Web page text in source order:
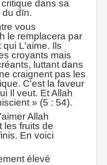
dans sa
du dīn.
vous
le remplacera par
qui L'aime. Ils
croyants mais
luttant dans
craignent pas les
C'est la faveur
Il veut. Et Allah
» (5 : 54).
Allah
les fruits de
En voici
élevé